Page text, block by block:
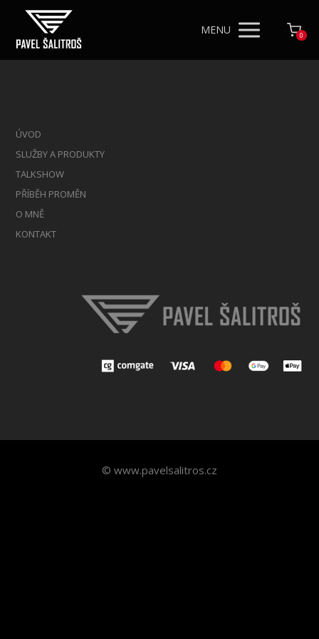
MENU 0
ÚVOD
SLUŽBY A PRODUKTY
TALKSHOW
PŘÍBĚH PROMĚN
O MNĚ
KONTAKT
© www.pavelsalitros.cz